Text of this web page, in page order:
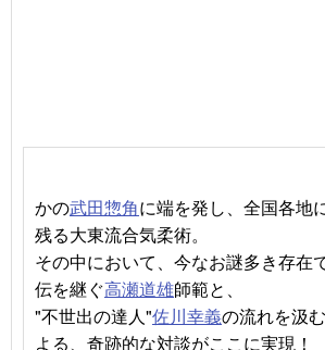
かの武田惣角に端を発し、全国各地
残る大東流合気柔術。
その中において、今なお謎多き存在
伝を継ぐ高瀬道雄師範と、
"不世出の達人"佐川幸義の流れを汲む
よる、奇跡的な対談がここに実現！